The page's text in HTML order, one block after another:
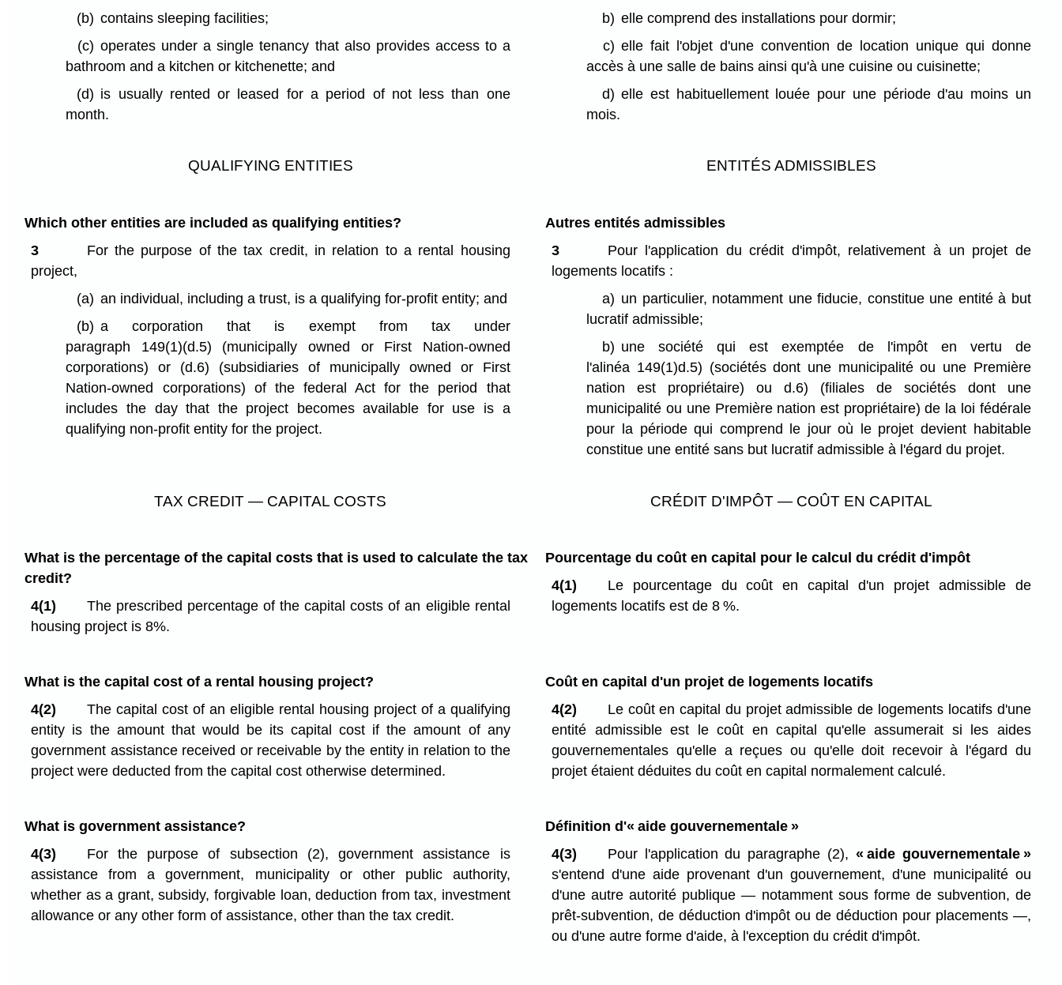
(b) contains sleeping facilities;
(c) operates under a single tenancy that also provides access to a
bathroom and a kitchen or kitchenette; and
(d) is usually rented or leased for a period of not less than one
month.
b) elle comprend des installations pour dormir;
c) elle fait l'objet d'une convention de location unique qui donne
accès à une salle de bains ainsi qu'à une cuisine ou cuisinette;
d) elle est habituellement louée pour une période d'au moins un
mois.
QUALIFYING ENTITIES ENTITÉS ADMISSIBLES
Which other entities are included as qualifying entities?
3
For the purpose of the tax credit, in relation to a rental housing
project,
(a) an individual, including a trust, is a qualifying for-profit entity; and
(b) a corporation that is exempt from tax under
paragraph 149(1)⁠(d.5) (municipally owned or First Nation-owned
corporations) or (d.6) (subsidiaries of municipally owned or First
Nation-owned corporations) of the federal Act for the period that
includes the day that the project becomes available for use is a
qualifying non-profit entity for the project.
Autres entités admissibles
3
Pour l'application du crédit d'impôt, relativement à un projet de
logements locatifs :
a) un particulier, notamment une fiducie, constitue une entité à but
lucratif admissible;
b) une société qui est exemptée de l'impôt en vertu de
l'alinéa 149(1)d.5) (sociétés dont une municipalité ou une Première
nation est propriétaire) ou d.6) (filiales de sociétés dont une
municipalité ou une Première nation est propriétaire) de la loi fédérale
pour la période qui comprend le jour où le projet devient habitable
constitue une entité sans but lucratif admissible à l'égard du projet.
TAX CREDIT — CAPITAL COSTS CRÉDIT D'IMPÔT — COÛT EN CAPITAL
What is the percentage of the capital costs that is used to calculate the tax
credit?
4(1)
The prescribed percentage of the capital costs of an eligible rental
housing project is 8%.
Pourcentage du coût en capital pour le calcul du crédit d'impôt
4(1)
Le pourcentage du coût en capital d'un projet admissible de
logements locatifs est de 8 %.
What is the capital cost of a rental housing project?
4(2)
The capital cost of an eligible rental housing project of a qualifying
entity is the amount that would be its capital cost if the amount of any
government assistance received or receivable by the entity in relation to the
project were deducted from the capital cost otherwise determined.
Coût en capital d'un projet de logements locatifs
4(2)
Le coût en capital du projet admissible de logements locatifs d'une
entité admissible est le coût en capital qu'elle assumerait si les aides
gouvernementales qu'elle a reçues ou qu'elle doit recevoir à l'égard du
projet étaient déduites du coût en capital normalement calculé.
What is government assistance?
4(3)
For the purpose of subsection (2), government assistance is
assistance from a government, municipality or other public authority,
whether as a grant, subsidy, forgivable loan, deduction from tax, investment
allowance or any other form of assistance, other than the tax credit.
Définition d'« aide gouvernementale »
4(3)
Pour l'application du paragraphe (2), « aide gouvernementale »
s'entend d'une aide provenant d'un gouvernement, d'une municipalité ou
d'une autre autorité publique — notamment sous forme de subvention, de
prêt-subvention, de déduction d'impôt ou de déduction pour placements —,
ou d'une autre forme d'aide, à l'exception du crédit d'impôt.